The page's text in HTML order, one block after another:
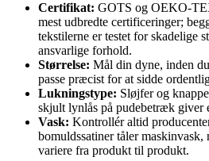
Certifikat: GOTS og OEKO-
mest udbredte certificeringer;
tekstilerne er testet for skadelige
ansvarlige forhold.
Størrelse: Mål din dyne, inden
passe præcist for at sidde
Lukningstype: Sløjfer og
skjult lynlås på pudebetræk giver
Vask: Kontrollér altid
bomuldssatiner tåler maskinvask,
variere fra produkt til produkt.